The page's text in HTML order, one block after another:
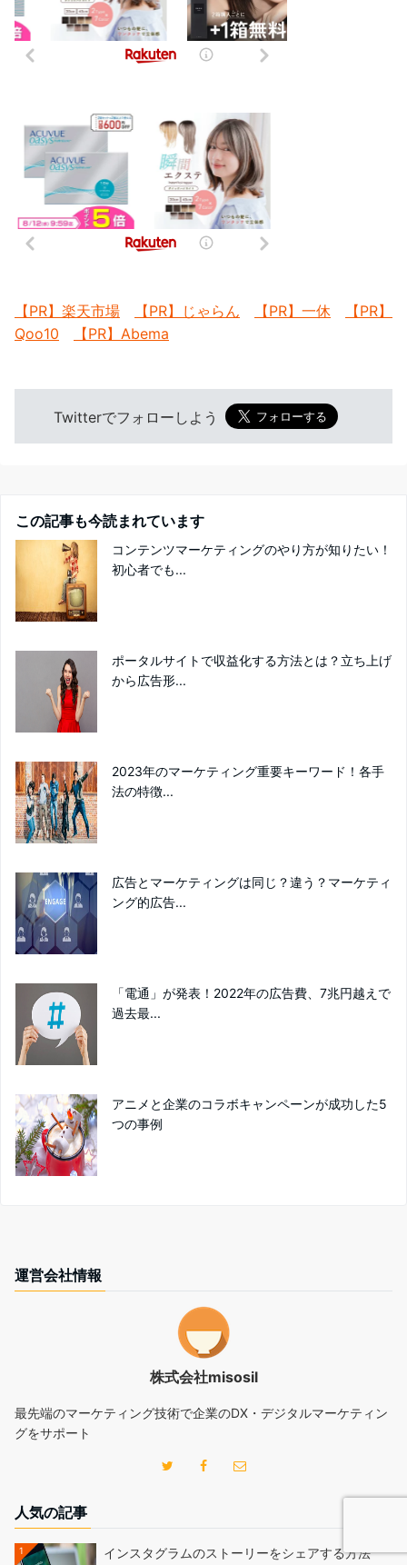
【PR】楽天市場 【PR】じゃらん 【PR】一休
【PR】
Qoo10
【PR】Abema
Twitterでフォローしよう
この記事も今読まれています
コンテンツマーケティングのやり方が知りたい！
初心者でも...
ポータルサイトで収益化する方法とは？立ち上げ
から広告形...
2023年のマーケティング重要キーワード！各手
法の特徴...
広告とマーケティングは同じ？違う？マーケティ
ング的広告...
「電通」が発表！2022年の広告費、7兆円越えで
過去最...
アニメと企業のコラボキャンペーンが成功した5
つの事例
運営会社情報
株式会社misosil
最先端のマーケティング技術で企業のDX・デジタルマーケティン
グをサポート
人気の記事
1 インスタグラムのストーリーをシェアする方法